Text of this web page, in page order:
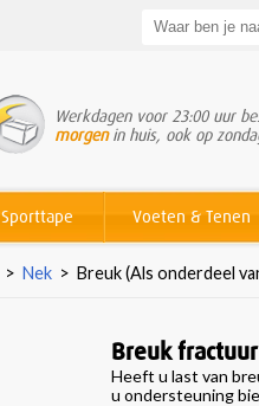
Werkdagen voor 23:00 uur
morgenin huis, ook op
Sporttape Voeten & Tenen
> Nek > Breuk (Als onderdeel
Breuk
Heeft u last van
u ondersteuning